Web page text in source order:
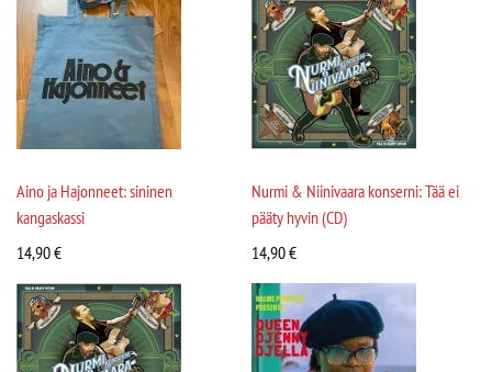
Aino ja Hajonneet: sininen
kangaskassi
14,90€
Nurmi & Niinivaara konserni: Tää ei
pääty hyvin (CD)
14,90€